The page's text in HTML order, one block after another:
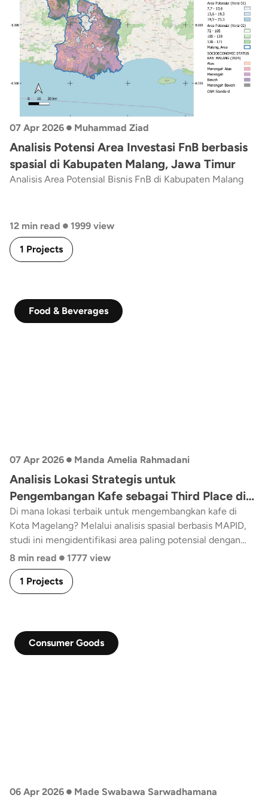
07 Apr 2026 • Muhammad Ziad
Analisis Potensi Area Investasi FnB berbasis
spasial di Kabupaten Malang, Jawa Timur
Analisis Area Potensial Bisnis FnB di Kabupaten Malang
12 min read • 1999 view
1 Projects
Food & Beverages
07 Apr 2026 • Manda Amelia Rahmadani
Analisis Lokasi Strategis untuk
Pengembangan Kafe sebagai Third Place di
Kota Magelang
Di mana lokasi terbaik untuk mengembangkan kafe di
Kota Magelang? Melalui analisis spasial berbasis MAPID,
studi ini mengidentifikasi area paling potensial dengan
mempertimbangkan aksesibilitas, aktivitas masyarakat,
dan dinamika perkotaan untuk mendukung kafe sebagai
third place.
8 min read • 1777 view
1 Projects
Consumer Goods
06 Apr 2026 • Made Swabawa Sarwadhamana